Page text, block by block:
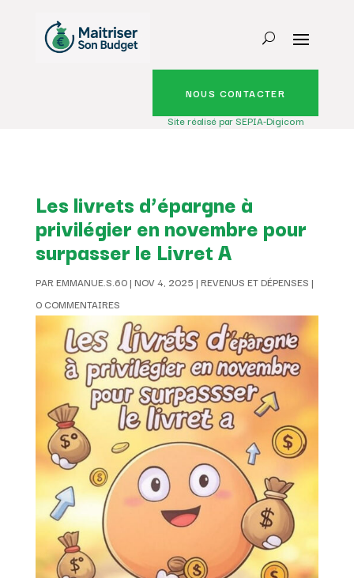
NOUS CONTACTER
Site réalisé par SEPIA-Digicom
Les livrets d’épargne à
privilégier en novembre pour
surpasser le Livret A
PAREMMANUE.S.60| NOV 4, 2025 | REVENUS ET DÉPENSES |
0 COMMENTAIRES